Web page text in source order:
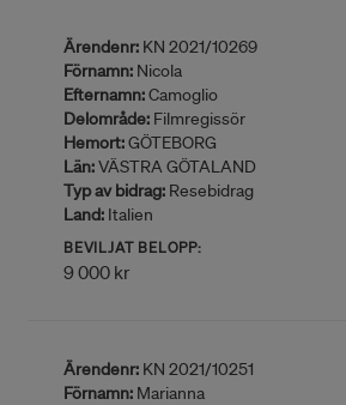
Ärendenr: KN 2021/10269
Förnamn: Nicola
Efternamn:Camoglio
Delområde: Filmregissör
Hemort:GÖTEBORG
Län:VÄSTRA GÖTALAND
Typ av bidrag: Resebidrag
Land: Italien
BEVILJAT BELOPP:
9 000 kr
Ärendenr: KN 2021/10251
Förnamn: Marianna